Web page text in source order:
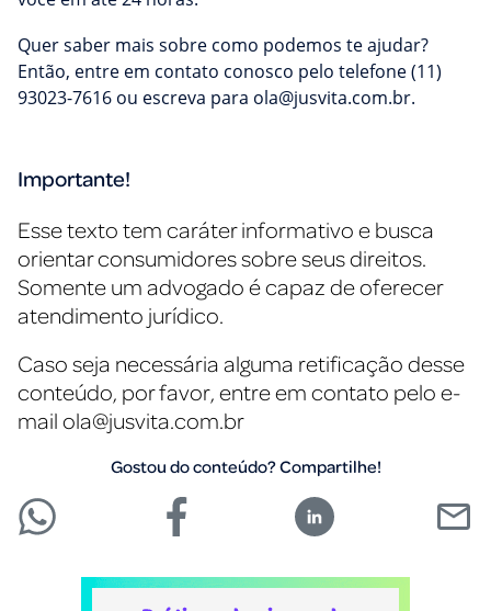
Quer saber mais sobre como podemos te ajudar?
Então, entre em contato conosco pelo telefone (11)
93023-7616 ou escreva para ola@jusvita.com.br.
Importante!
Esse texto tem caráter informativo e busca
orientar consumidores sobre seus direitos.
Somente um advogado é capaz de oferecer
atendimento jurídico.
Caso seja necessária alguma retificação desse
conteúdo, por favor, entre em contato pelo e-
mailola@jusvita.com.br
Gostou do conteúdo? Compartilhe!